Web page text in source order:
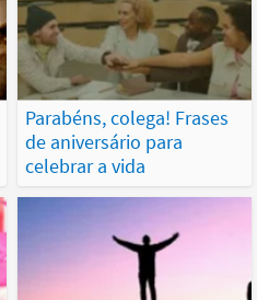
Parabéns, colega! Frases
de aniversário para
celebrar a vida